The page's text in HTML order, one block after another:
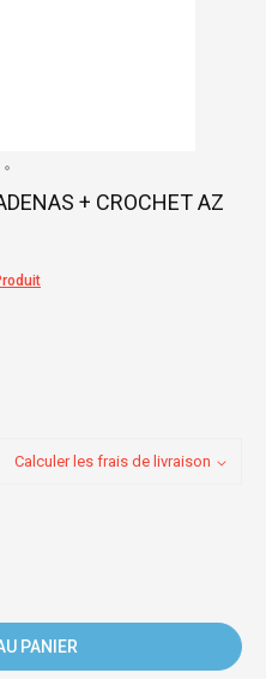
+ CROCHET AZ
Calculer les frais de livraison
PANIER